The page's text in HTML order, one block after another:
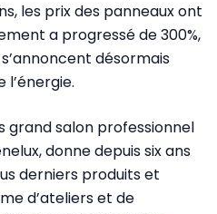
les prix des panneaux ont
a progressé de 300%,
désormais
l’énergie.
grand salon professionnel
donne depuis six ans
derniers produits et
d’ateliers et de